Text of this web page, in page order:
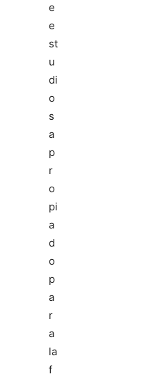
e
e
st
u
di
o
s
a
p
r
o
pi
a
d
o
p
a
r
a
la
f